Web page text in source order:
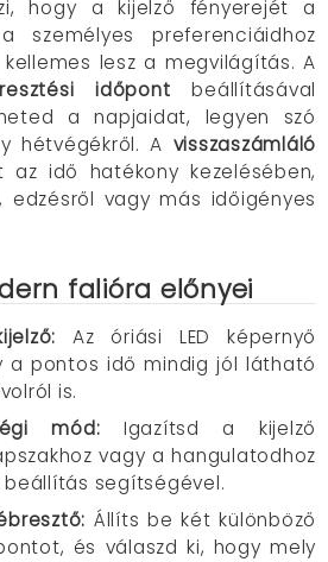
hogy a kijelző fényerejét a
személyes preferenciáidhoz
lesz a megvilágítás. A
időpont beállításával
a napjaidat, legyen szó
hétvégékről. A visszaszámláló
az idő hatékony kezelésében,
edzésről vagy más időigényes
falióra előnyei
Az óriási LED képernyő
a pontos idő mindig jól látható
is.
mód: Igazítsd a kijelző
vagy a hangulatodhoz
beállítás segítségével.
Állíts be két különböző
és válaszd ki, hogy mely